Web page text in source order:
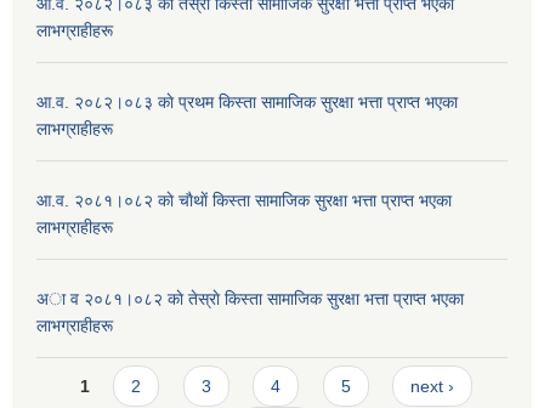
आ.व. २०८२।०८३ काे तेस्राे किस्ता सामाजिक सुरक्षा भत्ता प्राप्त भएका
लाभग्राहीहरू
आ.व. २०८२।०८३ काे प्रथम किस्ता सामाजिक सुरक्षा भत्ता प्राप्त भएका
लाभग्राहीहरू
आ.व. २०८१।०८२ काे चाैथाें किस्ता सामाजिक सुरक्षा भत्ता प्राप्त भएका
लाभग्राहीहरू
अा व २०८१।०८२ काे तेस्राे किस्ता सामाजिक सुरक्षा भत्ता प्राप्त भएका
लाभग्राहीहरू
Pages
1 2 3 4 5 next ›